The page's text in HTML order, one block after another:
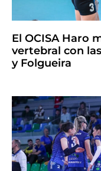
El OCISA Haro
vertebral con
y Folgueira